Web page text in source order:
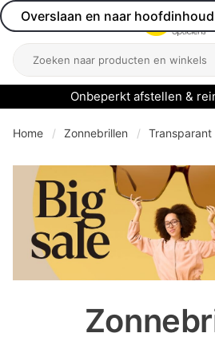
Overslaan en naar
Open menu
Zoeken
Onbeperkt afstellen &
menu
Home Zonnebrillen Transparant